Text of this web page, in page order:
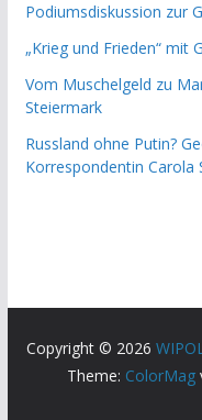
Podiumsdiskussion zur
„Krieg und Frieden“ mit
Vom Muschelgeld zu
Steiermark
Russland ohne Putin?
Korrespondentin Carola
Copyright © 2026
Theme: ColorMag